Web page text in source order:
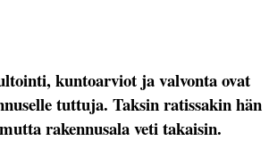
kuntoarviot ja valvonta ovat
tuttuja. Taksin ratissakin hän
rakennusala veti takaisin.